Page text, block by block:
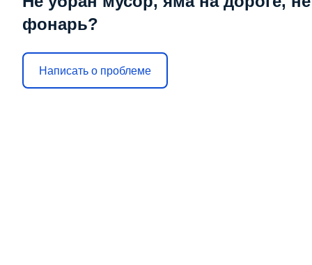
фонарь?
Написать о проблеме